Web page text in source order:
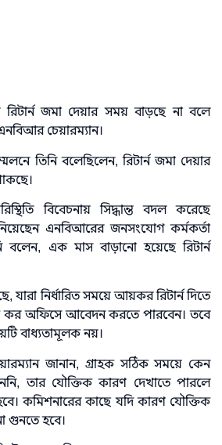
জমা দেয়ার সময় বাড়ছে না বলে
চেয়ারম্যান।
তিনি বলেছিলেন, রিটার্ন জমা দেয়ার
বিবেচনায় সিদ্ধান্ত বদল করেছে
এনবিআরের জনসংযোগ কর্মকর্তা
এক মাস বাড়ানো হয়েছে রিটার্ন
যারা নির্ধারিত সময়ে আয়কর রিটার্ন দিতে
কর অফিসে আবেদন করতে পারবেন। তবে
বাধ্যতামূলক নয়।
জানান, গ্রাহক সঠিক সময়ে কেন
তার যৌক্তিক কারণ দেখাতে পারলে
কমিশনারের কাছে যদি কারণ যৌক্তিক
গুনতে হবে।